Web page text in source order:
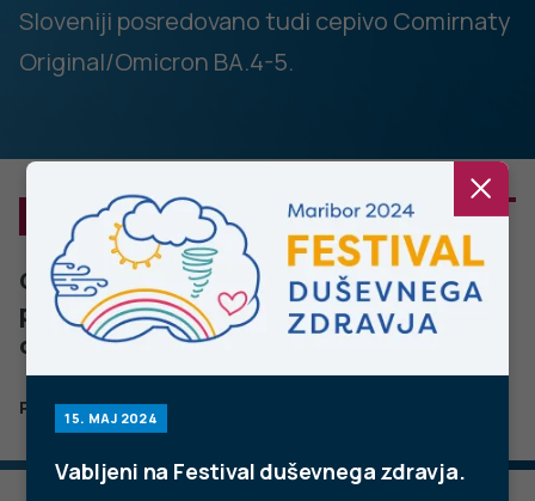
15. MAJ 2024
Vabljeni na Festival duševnega zdravja.
Sloveniji posredovano tudi cepivo Comirnaty
Original/Omicron BA.4-5.
NE SPREGLEJTE
Cepljenje proti gripi, covidu-19 in
pnevmokoknim okužbam v sezoni okužb
dihal 2023/2024
PODROBNO